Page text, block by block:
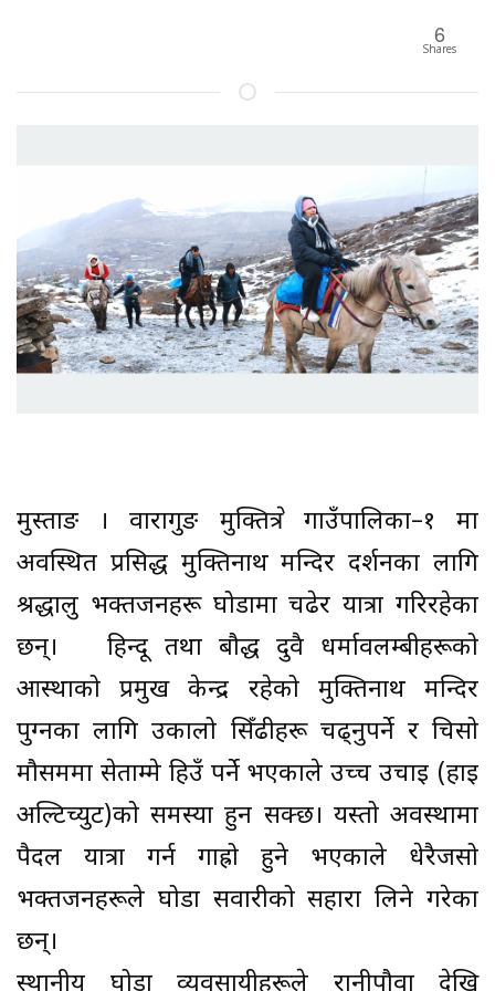
6
Shares
मुस्ताङ । वारागुङ मुक्तिक्षेत्र गाउँपालिका–१ मा
अवस्थित प्रसिद्ध मुक्तिनाथ मन्दिर दर्शनका लागि
श्रद्धालु भक्तजनहरू घोडामा चढेर यात्रा गरिरहेका
छन्। हिन्दू तथा बौद्ध दुवै धर्मावलम्बीहरूको
आस्थाको प्रमुख केन्द्र रहेको मुक्तिनाथ मन्दिर
पुग्नका लागि उकालो सिँढीहरू चढ्नुपर्ने र चिसो
मौसममा सेताम्मे हिउँ पर्ने भएकाले उच्च उचाइ (हाइ
अल्टिच्युट)को समस्या हुन सक्छ। यस्तो अवस्थामा
पैदल यात्रा गर्न गाह्रो हुने भएकाले धेरैजसो
भक्तजनहरूले घोडा सवारीको सहारा लिने गरेका
छन्।